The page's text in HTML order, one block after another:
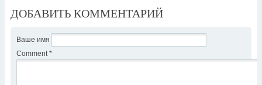
ДОБАВИТЬ КОММЕНТАРИЙ
Ваше имя
Comment *